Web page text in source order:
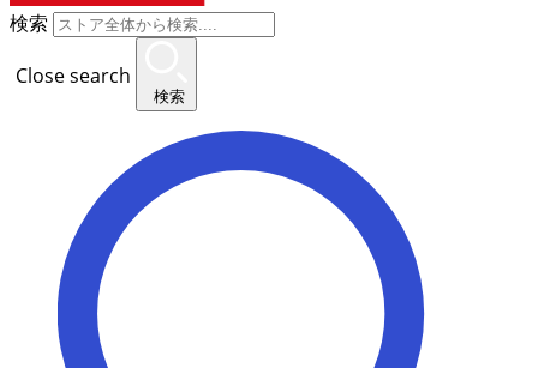
検索
Close search
検索